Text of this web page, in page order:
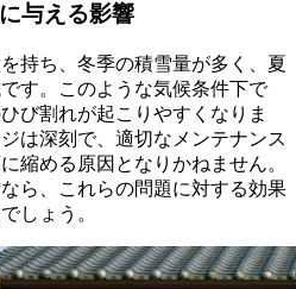
与える影響
持ち、冬季の積雪量が多く、夏
す。このような気候条件下で
び割れが起こりやすくなりま
は深刻で、適切なメンテナンス
縮める原因となりかねません。
ら、これらの問題に対する効果
しょう。